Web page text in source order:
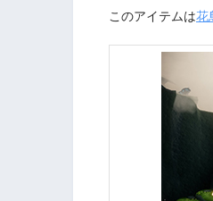
このアイテムは花